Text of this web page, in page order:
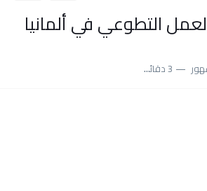
التطوعي في ألمانيا
3 دقائق للقراءة